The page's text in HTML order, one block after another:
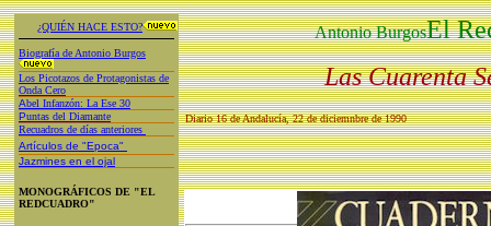
¿QUIÉN HACE ESTO?
Biografía de Antonio Burgos
Los Picotazos de Protagonistas de
Onda Cero
Abel Infanzón: La Ese 30
Puntas del Diamante
Recuadros de días anteriores
Artículos de "Epoca"
Jazmines en el ojal
MONOGRÁFICOS DE "EL
REDCUADRO"
Antonio BurgosEl
Las Cuarenta
Diario 16 de Andalucía, 22 de diciemnbre de 1990